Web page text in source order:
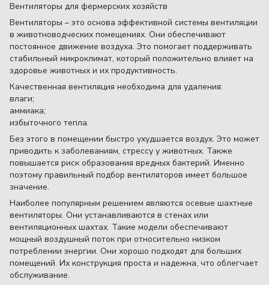
Вентиляторы для фермерских хозяйств
Вентиляторы – это основа эффективной системы вентиляции
в животноводческих помещениях. Они обеспечивают
постоянное движение воздуха. Это помогает поддерживать
стабильный микроклимат, который положительно влияет на
здоровье животных и их продуктивность.
Качественная вентиляция необходима для удаления:
влаги;
аммиака;
избыточного тепла.
Без этого в помещении быстро ухудшается воздух. Это может
приводить к заболеваниям, стрессу у животных. Также
повышается риск образования вредных бактерий. Именно
поэтому правильный подбор вентиляторов имеет большое
значение.
Наиболее популярным решением являются осевые шахтные
вентиляторы. Они устанавливаются в стенах или
вентиляционных шахтах. Такие модели обеспечивают
мощный воздушный поток при относительно низком
потреблении энергии. Они хорошо подходят для больших
помещений. Их конструкция проста и надежна, что облегчает
обслуживание.